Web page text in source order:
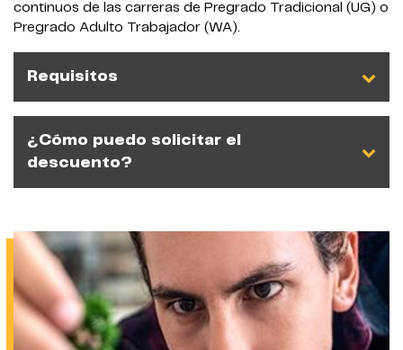
continuos de las carreras de Pregrado Tradicional (UG) o
Pregrado Adulto Trabajador (WA).
Requisitos
¿Cómo puedo solicitar el
descuento?